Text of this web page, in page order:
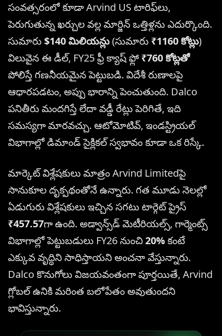
సంవత్సరంలో కూడా Arvind US టారిఫ్‌లు,
పెరుగుతున్న ఖర్చుల వల్ల మార్జిన్ ఒత్తిళ్లను ఎదుర్కొంది.
సుమారు$140 మిలియన్లు(సుమారు ₹1160 కోట్లు)
విలువైన ఈ డీల్, FY25 ఫ్రీ క్యాష్ ఫ్లో₹760 కోట్లతో
పోలిస్తే గణనీయమైన పెట్టుబడి. విదేశీ రుణాలపై
ఆధారపడటం, అప్పు భారాన్ని పెంచుతుంది. Dalco
పనితీరు మందగిస్తే లేదా వడ్డీ రేట్లు పెరిగితే, ఇది
సమస్యగా మారవచ్చు. ఆటోమోటివ్, ఇండస్ట్రియల్
విభాగాల్లో డిమాండ్ సైక్లికల్ స్వభావం కూడా ఒక రిస్కే.
మార్కెట్ విశ్లేషకులు మాత్రం Arvind Limitedపై
సానుకూల దృక్పథంతోనే ఉన్నారు. గత మూడు నెలల్లో
ఏడుగురు విశ్లేషకులు ఇచ్చిన సగటు టార్గెట్ ప్రైస్
₹457.57గా ఉంది. అడ్వాన్స్‌డ్ మెటీరియల్స్, గార్మెంట్స్
విభాగాల్లో పెట్టుబడులు FY26 నుంచి20%కంటే
ఎక్కువ వృద్ధిని సాధిస్తాయని అంచనా వేస్తున్నారు.
Dalco కొనుగోలు విజయవంతంగా పూర్తయితే, Arvind
గ్లోబల్ ఉనికి మరింత బలోపేతం అవుతుందని
భావిస్తున్నారు.